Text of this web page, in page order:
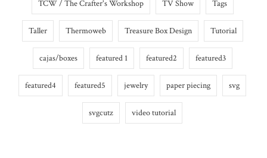
TCW / The Crafter's Workshop TV Show Tags
Taller Thermoweb Treasure Box Design Tutorial
cajas/boxes featured 1 featured2 featured3
featured4 featured5 jewelry paper piecing svg
svgcutz video tutorial